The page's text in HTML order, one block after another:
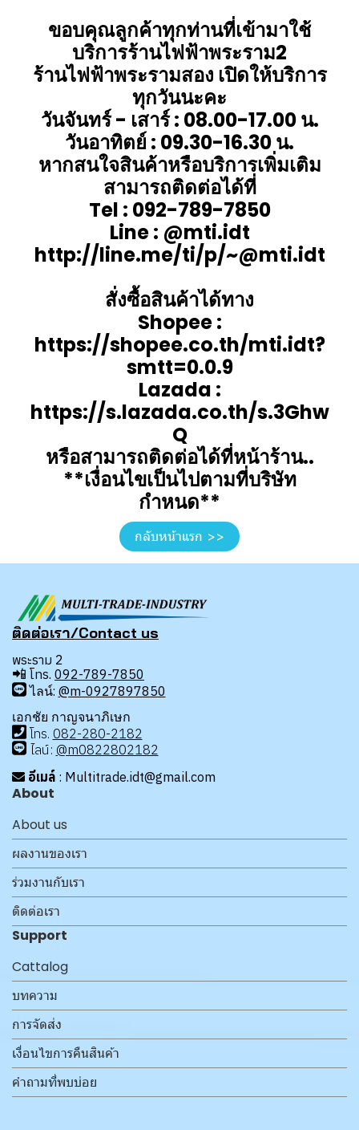
ขอบคุณลูกค้าทุกท่านที่เข้ามาใช้
บริการร้านไฟฟ้าพระราม2
ร้านไฟฟ้าพระรามสอง เปิดให้บริการ
ทุกวันนะคะ
วันจันทร์ - เสาร์ : 08.00-17.00 น.
วันอาทิตย์ : 09.30-16.30 น.
หากสนใจสินค้าหรือบริการเพิ่มเติม
สามารถติดต่อได้ที่
Tel : 092-789-7850
Line : @mti.idt
http://line.me/ti/p/~@mti.idt
สั่งซื้อสินค้าได้ทาง
Shopee :
https://shopee.co.th/mti.idt?
smtt=0.0.9
Lazada :
https://s.lazada.co.th/s.3Ghw
Q
หรือสามารถติดต่อได้ที่หน้าร้าน..
**เงื่อนไขเป็นไปตามที่บริษัท
กำหนด**
กลับหน้าแรก >>
ติดต่อเรา/Contact us
พระราม 2
📲 โทร. 092-789-7850
ไลน์: @m-0927897850
เอกชัย กาญจนาภิเษก
โทร. 082-280-2182
ไลน์: @m0822802182
อีเมล์ : Multitrade.idt@gmail.com
About
About us
ผลงานของเรา
ร่วมงานกับเรา
ติดต่อเรา
Support
Cattalog
บทความ
การจัดส่ง
เงื่อนไขการคืนสินค้า
คำถามที่พบบ่อย